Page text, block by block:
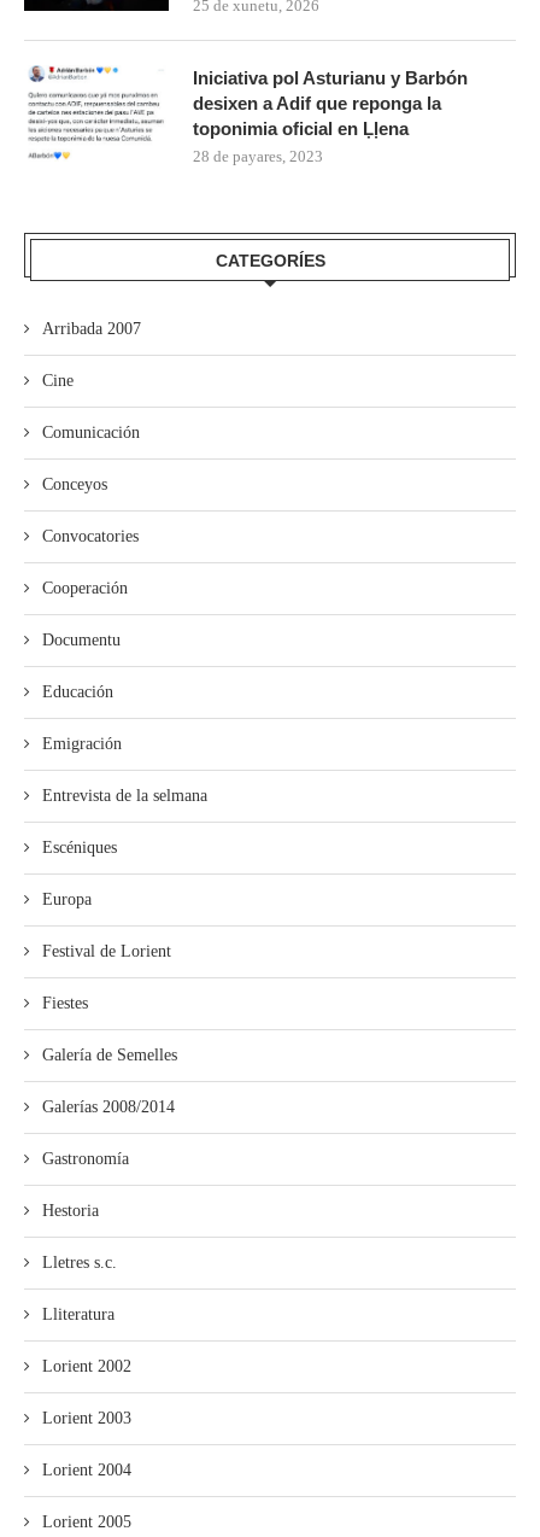
25 de xunetu, 2026
Iniciativa pol Asturianu y Barbón
desixen a Adif que reponga la
toponimia oficial en Ḷḷena
28 de payares, 2023
CATEGORÍES
Arribada 2007
Cine
Comunicación
Conceyos
Convocatories
Cooperación
Documentu
Educación
Emigración
Entrevista de la selmana
Escéniques
Europa
Festival de Lorient
Fiestes
Galería de Semelles
Galerías 2008/2014
Gastronomía
Hestoria
Lletres s.c.
Lliteratura
Lorient 2002
Lorient 2003
Lorient 2004
Lorient 2005